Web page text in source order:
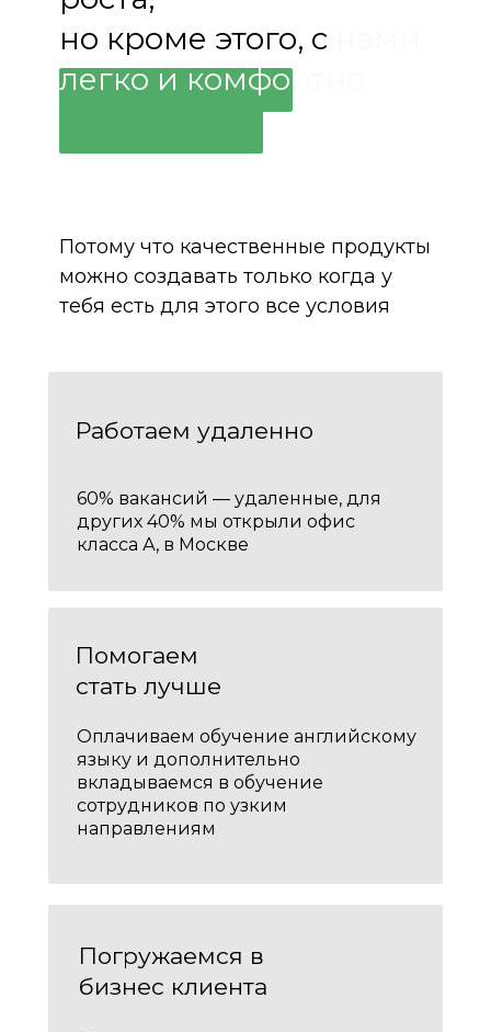
Оплачиваем обучение английскому
языку и дополнительно
вкладываемся в обучение
сотрудников по узким
направлениям
60% вакансий — удаленные, для
других 40% мы открыли офис
класса А, в Москве
Погружаемся в
бизнес клиента
Помогаем
стать лучше
Работаем удаленно
но кроме этого, с
легко и комфортно
Потому что качественные продукты
можно создавать только когда у
тебя есть для этого все условия